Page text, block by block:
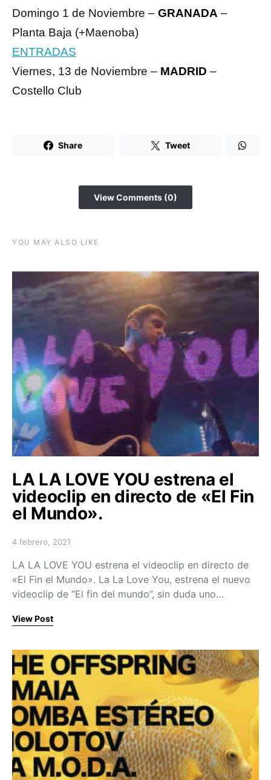
Domingo 1 de Noviembre – GRANADA –
Planta Baja (+Maenoba)
ENTRADAS
Viernes, 13 de Noviembre – MADRID –
Costello Club
Share Tweet
View Comments (0)
YOU MAY ALSO LIKE
LA LA LOVE YOU estrena el
videoclip en directo de «El Fin
el Mundo».
Posted on
4 febrero, 2021
LA LA LOVE YOU estrena el videoclip en directo de
«El Fin el Mundo». La La Love You, estrena el nuevo
videoclip de “El fin del mundo”, sin duda uno…
View Post